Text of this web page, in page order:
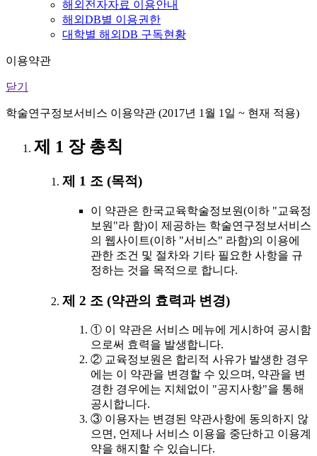
해외전자자료 이용안내
해외DB별 이용권한
대학별 해외DB 구독현황
이용약관
닫기
학술연구정보서비스 이용약관 (2017년 1월 1일 ~ 현재 적용)
제 1 장 총칙
제 1 조 (목적)
이 약관은 한국교육학술정보원(이하 "교육정
보원"라 함)이 제공하는 학술연구정보서비스
의 웹사이트(이하 "서비스" 라함)의 이용에
관한 조건 및 절차와 기타 필요한 사항을 규
정하는 것을 목적으로 합니다.
제 2 조 (약관의 효력과 변경)
① 이 약관은 서비스 메뉴에 게시하여 공시함
으로써 효력을 발생합니다.
② 교육정보원은 합리적 사유가 발생한 경우
에는 이 약관을 변경할 수 있으며, 약관을 변
경한 경우에는 지체없이 "공지사항"을 통해
공시합니다.
③ 이용자는 변경된 약관사항에 동의하지 않
으면, 언제나 서비스 이용을 중단하고 이용계
약을 해지할 수 있습니다.